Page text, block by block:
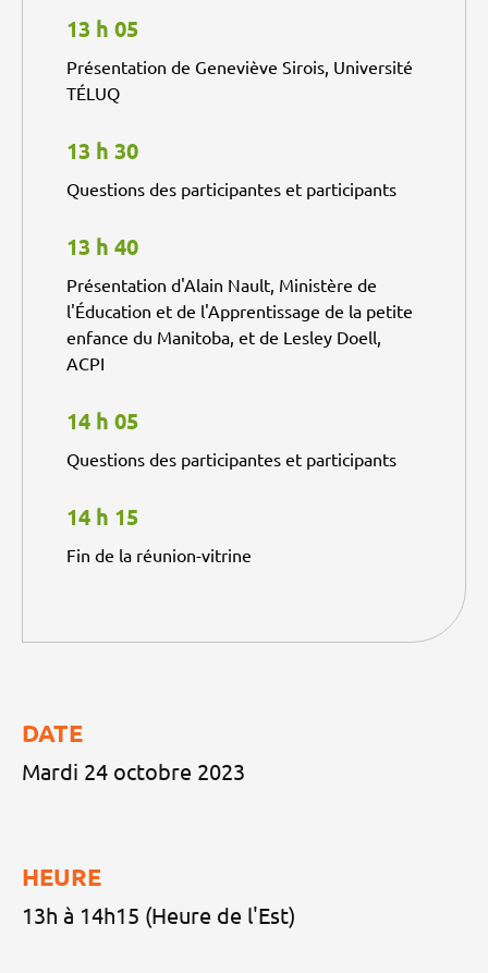
13 h 05
Présentation de Geneviève Sirois, Université
TÉLUQ
13 h 30
Questions des participantes et participants
13 h 40
Présentation d'Alain Nault, Ministère de
l'Éducation et de l'Apprentissage de la petite
enfance du Manitoba, et de Lesley Doell,
ACPI
14 h 05
Questions des participantes et participants
14 h 15
Fin de la réunion-vitrine
DATE
Mardi 24 octobre 2023
HEURE
13h à 14h15 (Heure de l'Est)